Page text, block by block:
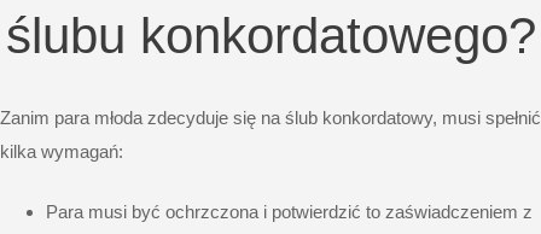
ślubu konkordatowego?
Zanim para młoda zdecyduje się na ślub konkordatowy, musi spełnić
kilka wymagań:
Para musi być ochrzczona i potwierdzić to zaświadczeniem z